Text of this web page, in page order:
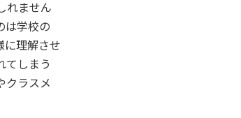
れません
は学校の
に理解させ
てしまう
クラスメ